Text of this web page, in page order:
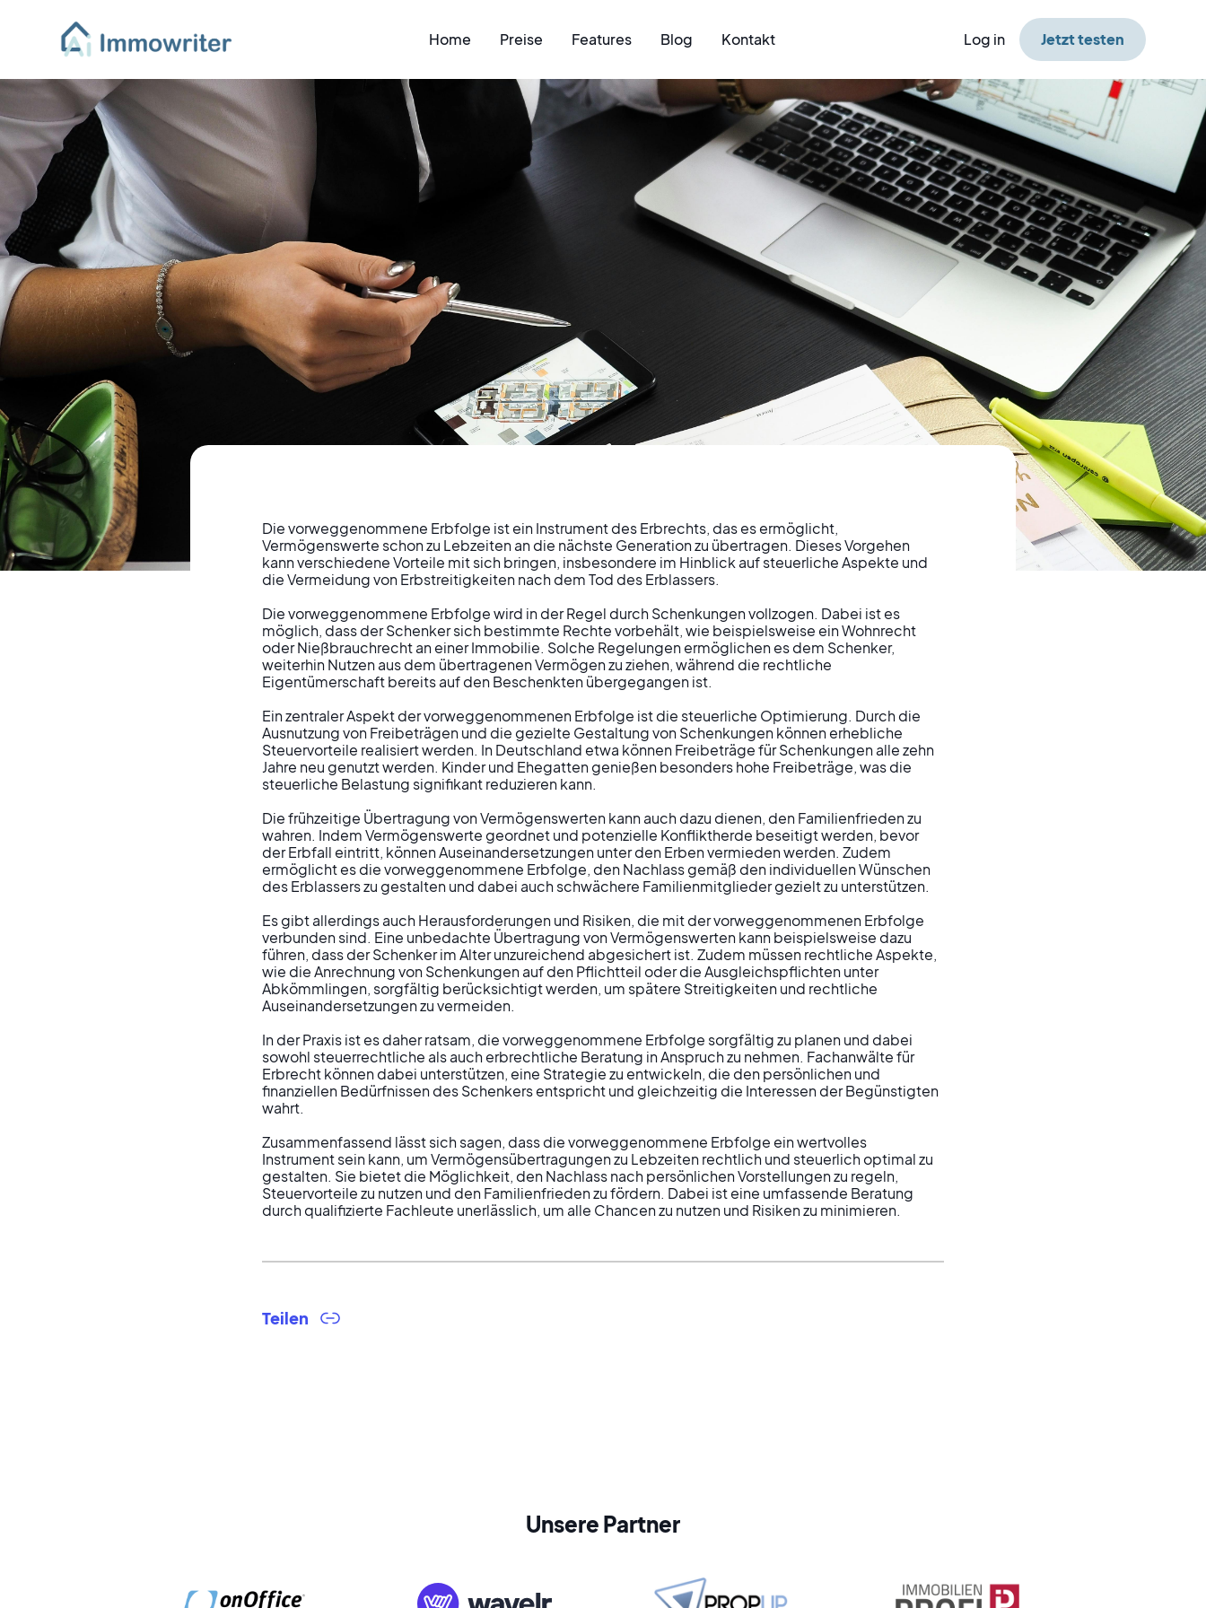
Home Preise Features Blog Kontakt Log in Jetzt testen
Vorweggenommene Erbfolge
Strategische
Vermögensübertragung zu
Lebzeiten
Die vorweggenommene Erbfolge ist ein Instrument des Erbrechts, das es ermöglicht,
Vermögenswerte schon zu Lebzeiten an die nächste Generation zu übertragen. Dieses Vorgehen
kann verschiedene Vorteile mit sich bringen, insbesondere im Hinblick auf steuerliche Aspekte und
die Vermeidung von Erbstreitigkeiten nach dem Tod des Erblassers.
Die vorweggenommene Erbfolge wird in der Regel durch Schenkungen vollzogen. Dabei ist es
möglich, dass der Schenker sich bestimmte Rechte vorbehält, wie beispielsweise ein Wohnrecht
oder Nießbrauchrecht an einer Immobilie. Solche Regelungen ermöglichen es dem Schenker,
weiterhin Nutzen aus dem übertragenen Vermögen zu ziehen, während die rechtliche
Eigentümerschaft bereits auf den Beschenkten übergegangen ist.
Ein zentraler Aspekt der vorweggenommenen Erbfolge ist die steuerliche Optimierung. Durch die
Ausnutzung von Freibeträgen und die gezielte Gestaltung von Schenkungen können erhebliche
Steuervorteile realisiert werden. In Deutschland etwa können Freibeträge für Schenkungen alle zehn
Jahre neu genutzt werden. Kinder und Ehegatten genießen besonders hohe Freibeträge, was die
steuerliche Belastung signifikant reduzieren kann.
Die frühzeitige Übertragung von Vermögenswerten kann auch dazu dienen, den Familienfrieden zu
wahren. Indem Vermögenswerte geordnet und potenzielle Konfliktherde beseitigt werden, bevor
der Erbfall eintritt, können Auseinandersetzungen unter den Erben vermieden werden. Zudem
ermöglicht es die vorweggenommene Erbfolge, den Nachlass gemäß den individuellen Wünschen
des Erblassers zu gestalten und dabei auch schwächere Familienmitglieder gezielt zu unterstützen.
Es gibt allerdings auch Herausforderungen und Risiken, die mit der vorweggenommenen Erbfolge
verbunden sind. Eine unbedachte Übertragung von Vermögenswerten kann beispielsweise dazu
führen, dass der Schenker im Alter unzureichend abgesichert ist. Zudem müssen rechtliche Aspekte,
wie die Anrechnung von Schenkungen auf den Pflichtteil oder die Ausgleichspflichten unter
Abkömmlingen, sorgfältig berücksichtigt werden, um spätere Streitigkeiten und rechtliche
Auseinandersetzungen zu vermeiden.
In der Praxis ist es daher ratsam, die vorweggenommene Erbfolge sorgfältig zu planen und dabei
sowohl steuerrechtliche als auch erbrechtliche Beratung in Anspruch zu nehmen. Fachanwälte für
Erbrecht können dabei unterstützen, eine Strategie zu entwickeln, die den persönlichen und
finanziellen Bedürfnissen des Schenkers entspricht und gleichzeitig die Interessen der Begünstigten
wahrt.
Zusammenfassend lässt sich sagen, dass die vorweggenommene Erbfolge ein wertvolles
Instrument sein kann, um Vermögensübertragungen zu Lebzeiten rechtlich und steuerlich optimal zu
gestalten. Sie bietet die Möglichkeit, den Nachlass nach persönlichen Vorstellungen zu regeln,
Steuervorteile zu nutzen und den Familienfrieden zu fördern. Dabei ist eine umfassende Beratung
durch qualifizierte Fachleute unerlässlich, um alle Chancen zu nutzen und Risiken zu minimieren.
Teilen
Unsere Partner